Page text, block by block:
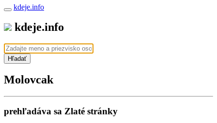
kdeje.info
kdeje.info
Hľadať
Molovcak
prehľadáva sa Zlaté stránky